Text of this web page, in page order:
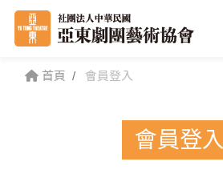
首頁 會員登入
會員登入